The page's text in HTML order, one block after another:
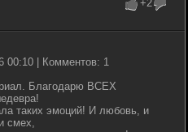
+2
00:10 | Комментов: 1
Благодарю ВСЕХ
таких эмоций! И любовь, и
смех,